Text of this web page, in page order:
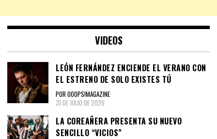
VIDEOS
LEÓN FERNÁNDEZ ENCIENDE EL VERANO CON
EL ESTRENO DE SOLO EXISTES TÚ
POR OOOPS!MAGAZINE
31 DE JULIO DE 2026
LA COREAÑERA PRESENTA SU NUEVO
SENCILLO “VICIOS”